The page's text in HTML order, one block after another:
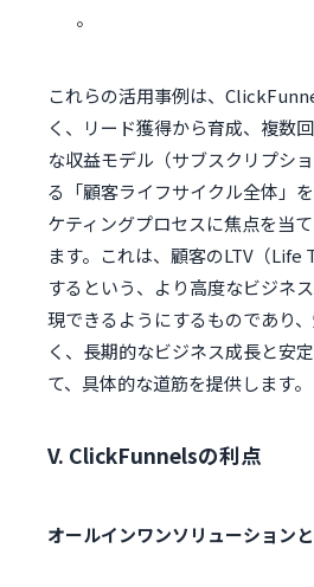
。
これらの活用事例は、
く、リード獲得から育成、複数
な収益モデル（サブスクリプシ
る「顧客ライフサイクル全体」
ケティングプロセスに焦点を当
ます。これは、顧客のLTV（
するという、より高度なビジネ
現できるようにするものであり
く、長期的なビジネス成長と安
て、具体的な道筋を提供します。
V. ClickFunnelsの利点
オールインワンソリューション